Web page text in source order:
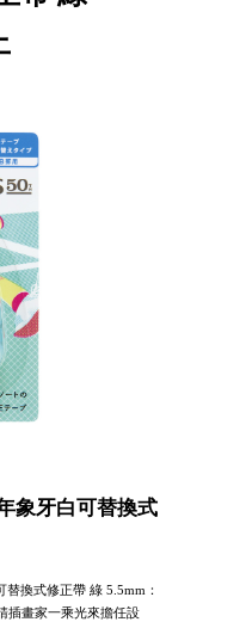
象牙白可替換式
換式修正帶 綠 5.5mm：
插畫家一乘光來擔任設